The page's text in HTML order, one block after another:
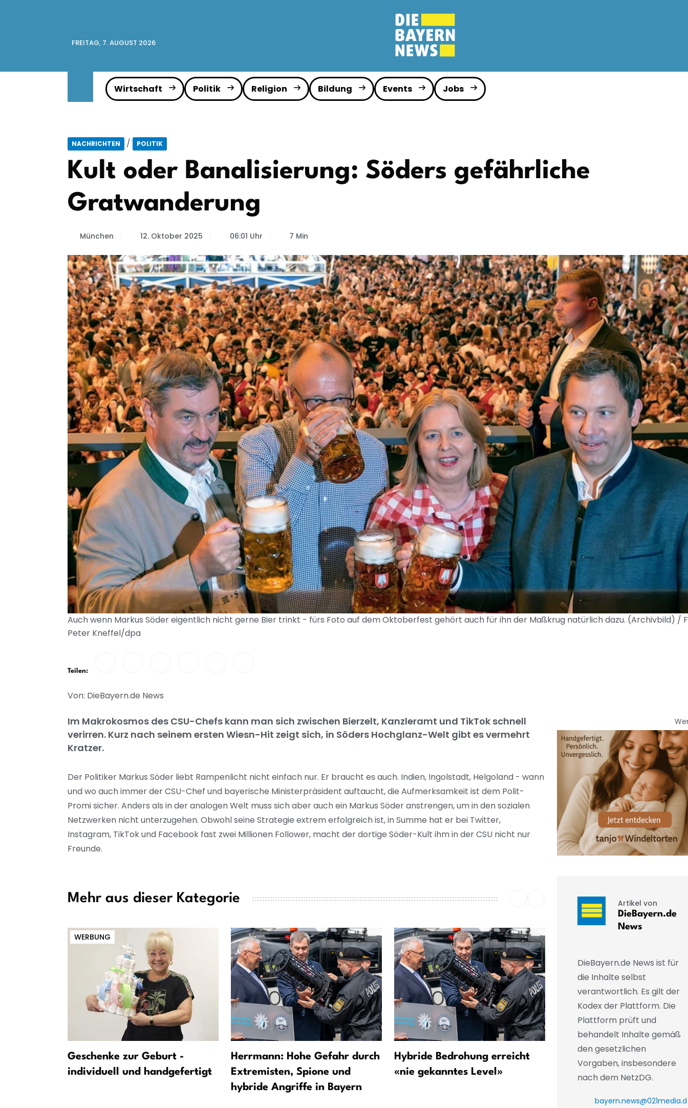
FREITAG, 7. AUGUST 2026
Wirtschaft Politik Religion Bildung Events Jobs
NACHRICHTEN / POLITIK
Kult oder Banalisierung: Söders gefährliche
Gratwanderung
München 12. Oktober 2025 06:01 Uhr 7 Min
Auch wenn Markus Söder eigentlich nicht gerne Bier trinkt - fürs Foto auf dem Oktoberfest gehört auch für ihn der Maßkrug natürlich dazu. (Archivbild) /
Peter Kneffel/dpa
Teilen:
Von: DieBayern.de News
Im Makrokosmos des CSU-Chefs kann man sich zwischen Bierzelt, Kanzleramt und TikTok schnell
verirren. Kurz nach seinem ersten Wiesn-Hit zeigt sich, in Söders Hochglanz-Welt gibt es vermehrt
Kratzer.
Der Politiker Markus Söder liebt Rampenlicht nicht einfach nur. Er braucht es auch. Indien, Ingolstadt, Helgoland - wann
und wo auch immer der CSU-Chef und bayerische Ministerpräsident auftaucht, die Aufmerksamkeit ist dem Polit-
Promi sicher. Anders als in der analogen Welt muss sich aber auch ein Markus Söder anstrengen, um in den sozialen
Netzwerken nicht unterzugehen. Obwohl seine Strategie extrem erfolgreich ist, in Summe hat er bei Twitter,
Instagram, TikTok und Facebook fast zwei Millionen Follower, macht der dortige Söder-Kult ihm in der CSU nicht nur
Freunde.
Mehr aus dieser Kategorie
WERBUNG
Geschenke zur Geburt -
individuell und handgefertigt
Herrmann: Hohe Gefahr durch
Extremisten, Spione und
hybride Angriffe in Bayern
Hybride Bedrohung erreicht
«nie gekanntes Level»
München: Krause nach 100
Tagen – Wohnraum,
Artikel von
DieBayern.de
News
DieBayern.de News ist für
die Inhalte selbst
verantwortlich. Es gilt der
Kodex der Plattform. Die
Plattform prüft und
behandelt Inhalte gemäß
den gesetzlichen
Vorgaben, insbesondere
nach dem NetzDG.
bayern.news@021media.d